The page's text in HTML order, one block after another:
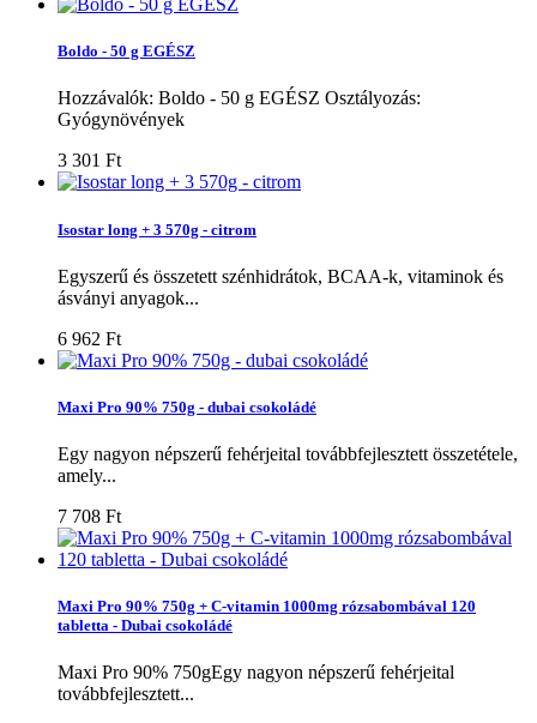
Boldo - 50 g EGÉSZ
Hozzávalók: Boldo - 50 g EGÉSZ Osztályozás:
Gyógynövények
3 301 Ft‎
Isostar long + 3 570g - citrom
Egyszerű és összetett szénhidrátok, BCAA-k, vitaminok és
ásványi anyagok...
6 962 Ft‎
Maxi Pro 90% 750g - dubai csokoládé
Egy nagyon népszerű fehérjeital továbbfejlesztett összetétele,
amely...
7 708 Ft‎
Maxi Pro 90% 750g + C-vitamin 1000mg rózsabombával 120
tabletta - Dubai csokoládé
Maxi Pro 90% 750gEgy nagyon népszerű fehérjeital
továbbfejlesztett...